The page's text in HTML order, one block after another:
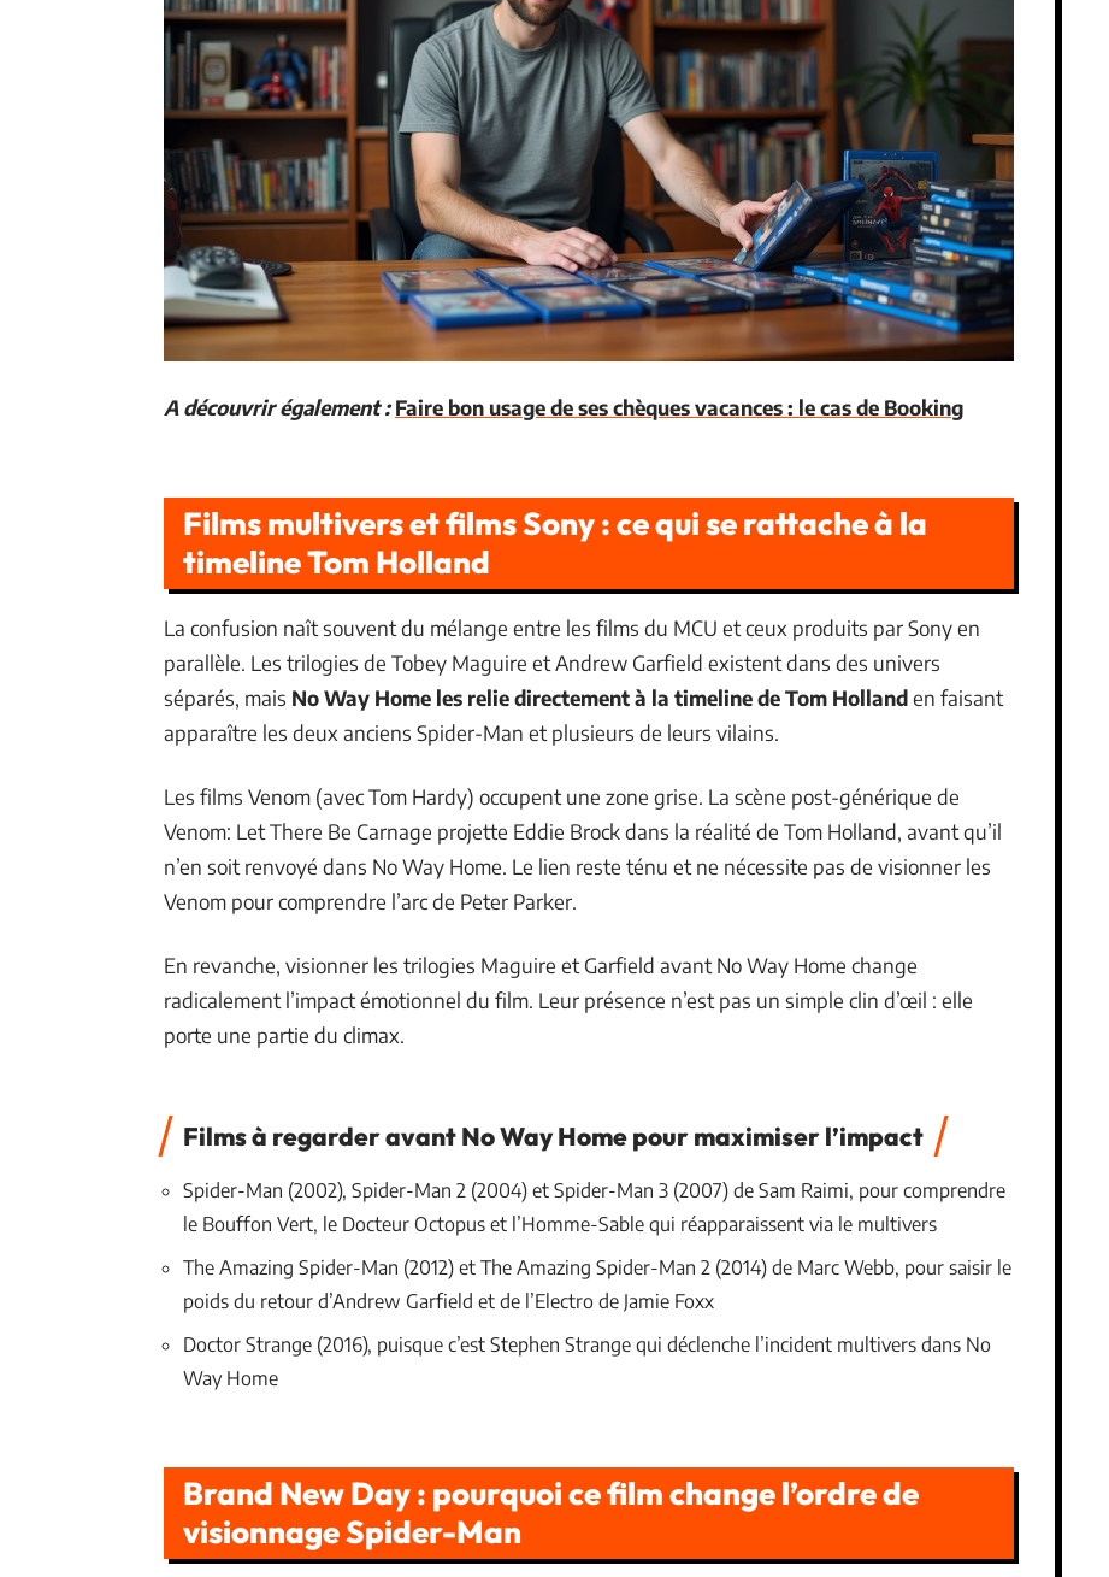
A découvrir également : Faire bon usage de ses chèques vacances : le cas de Booking
Films multivers et films Sony : ce qui se rattache à la
timeline Tom Holland
La confusion naît souvent du mélange entre les films du MCU et ceux produits par Sony en
parallèle. Les trilogies de Tobey Maguire et Andrew Garfield existent dans des univers
séparés, mais No Way Home les relie directement à la timeline de Tom Hollanden faisant
apparaître les deux anciens Spider-Man et plusieurs de leurs vilains.
Les films Venom (avec Tom Hardy) occupent une zone grise. La scène post-générique de
Venom: Let There Be Carnage projette Eddie Brock dans la réalité de Tom Holland, avant qu’il
n’en soit renvoyé dans No Way Home. Le lien reste ténu et ne nécessite pas de visionner les
Venom pour comprendre l’arc de Peter Parker.
En revanche, visionner les trilogies Maguire et Garfield avant No Way Home change
radicalement l’impact émotionnel du film. Leur présence n’est pas un simple clin d’œil : elle
porte une partie du climax.
Films à regarder avant No Way Home pour maximiser l’impact
Spider-Man (2002), Spider-Man 2 (2004) et Spider-Man 3 (2007) de Sam Raimi, pour comprendre
le Bouffon Vert, le Docteur Octopus et l’Homme-Sable qui réapparaissent via le multivers
The Amazing Spider-Man (2012) et The Amazing Spider-Man 2 (2014) de Marc Webb, pour saisir le
poids du retour d’Andrew Garfield et de l’Electro de Jamie Foxx
Doctor Strange (2016), puisque c’est Stephen Strange qui déclenche l’incident multivers dans No
Way Home
Brand New Day : pourquoi ce film change l’ordre de
visionnage Spider-Man